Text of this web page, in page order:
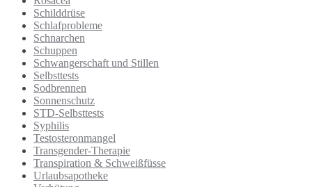
Schilddrüse
Schlafprobleme
Schnarchen
Schuppen
Schwangerschaft und Stillen
Selbsttests
Sodbrennen
Sonnenschutz
STD-Selbsttests
Syphilis
Testosteronmangel
Transgender-Therapie
Transpiration & Schweißfüsse
Urlaubsapotheke